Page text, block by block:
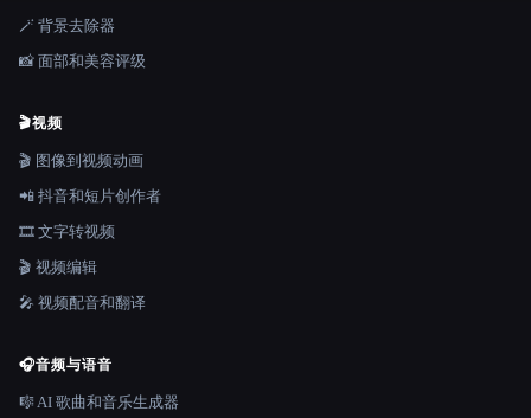
🪄 背景去除器
📸 面部和美容评级
🎬视频
🎬 图像到视频动画
📲 抖音和短片创作者
🎞️ 文字转视频
🎬 视频编辑
🎤 视频配音和翻译
🎧音频与语音
🎼 AI 歌曲和音乐生成器